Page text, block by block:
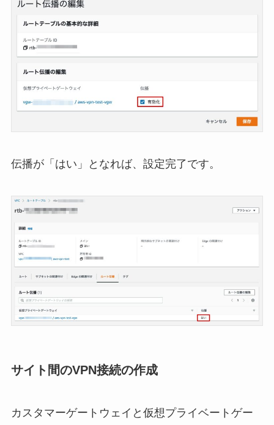
伝播が「はい」となれば、設定完了です。
サイト間のVPN接続の作成
カスタマーゲートウェイと仮想プライベートゲー